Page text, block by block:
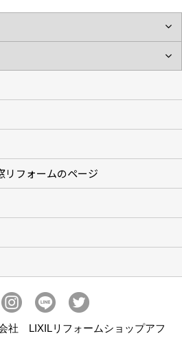
(3)ッキ工事
リフォームのページ
ラス交換 (18)
社 LIXILリフォームショップアフ